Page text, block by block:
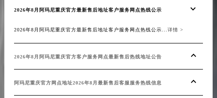
2026年8月阿玛尼重庆官方最新售后地址客户服务网点热线公示
2026年8月阿玛尼重庆官方最新售后地址客户服务网点热线公示...详情 >
2026年8月阿玛尼重庆官方客户服务网点最新售后热线地址公告
阿玛尼重庆官方网点地址2026年8月最新售后客服服务热线信息